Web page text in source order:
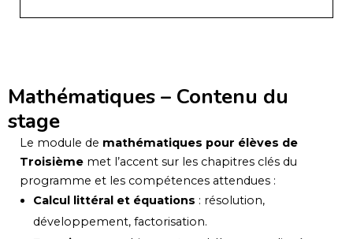
Mathématiques – Contenu du
stage
Le module de mathématiques pour élèves de
Troisième met l’accent sur les chapitres clés du
programme et les compétences attendues :
Calcul littéral et équations : résolution,
développement, factorisation.